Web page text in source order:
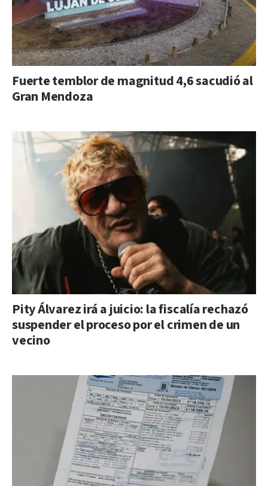
Fuerte temblor de magnitud 4,6 sacudió al
Gran Mendoza
Pity Álvarez irá a juicio: la fiscalía rechazó
suspender el proceso por el crimen de un
vecino